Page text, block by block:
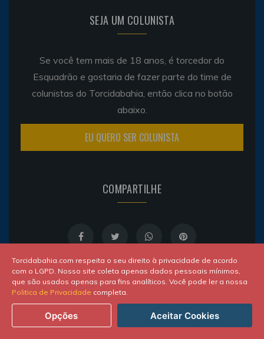
SEJA UM COLUNISTA
Se você tem mais de 18 anos, é torcedor do
Esquadrão e gostaria de fazer parte do time de
colunistas do Torcidabahia, então clica no botão
abaixo.
EU QUERO SER COLUNISTA
COMPARTILHE
SOBRE O AUTOR
Torcidabahia.com respeita o seu direito à privacidade de acordo
com o LGPD. Nosso site coleta apenas dados pessoais mínimos,
que são usados apenas para fins analíticos. Você pode ler a nossa
Politica de Privacidade completa.
Opções Aceitar Cookies